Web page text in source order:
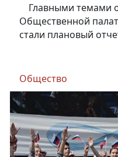
Главными темами
Общественной
стали плановый
Общество